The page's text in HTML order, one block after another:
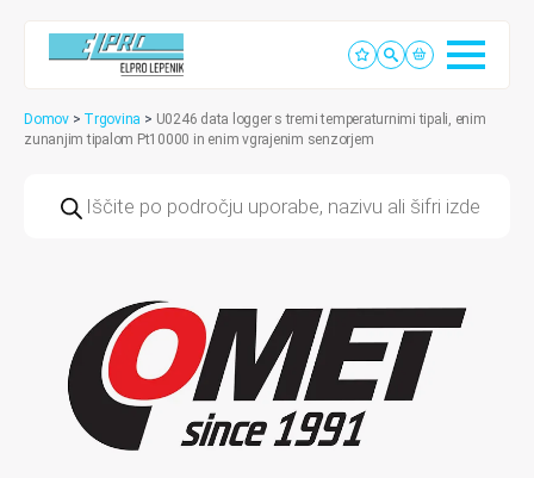
Domov > Trgovina > U0246 data logger s tremi temperaturnimi tipali, enim
zunanjim tipalom Pt10000 in enim vgrajenim senzorjem
search